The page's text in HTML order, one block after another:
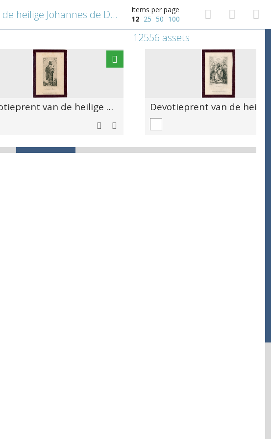
Devotieprent van de heilige Johannes de Doper
Items per page
12 25 50 100
12556 assets
Devotieprent van de heilige Johannes de Doper